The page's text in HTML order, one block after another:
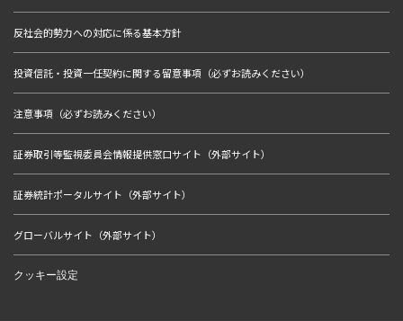
反社会的勢力への対応に係る基本方針
投資信託・投資一任契約に関する留意事項（必ずお読みください）
注意事項（必ずお読みください）
証券取引等監視委員会情報提供窓口サイト（外部サイト）
証券統計ポータルサイト（外部サイト）
グローバルサイト（外部サイト）
クッキー設定